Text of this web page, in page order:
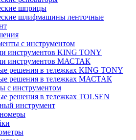
шприцы
шлифмашины ленточные
с инструментом
инструментов KING TONY
инструментов МАСТАК
решения в тележках KING TONY
решения в тележках МАСТАК
с инструментом
решения в тележках TOLSEN
инструмент